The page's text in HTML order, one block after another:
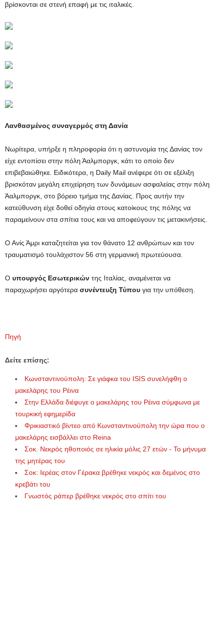
βρίσκονται σε στενή επαφή με τις ιταλικές.
Λανθασμένος συναγερμός στη Δανία
Νωρίτερα, υπήρξε η πληροφορία ότι η αστυνομία της Δανίας τον
είχε εντοπίσει στην πόλη Άαλμποργκ, κάτι το οποίο δεν
επιβεβαιώθηκε. Ειδικότερα, η Daily Mail ανέφερε ότι σε εξέλιξη
βρισκόταν μεγάλη επιχείρηση των δυνάμεων ασφαλείας στην πόλη
Άαλμποργκ, στο βόρειο τμήμα της Δανίας. Προς αυτήν την
κατεύθυνση είχε δοθεί οδηγία στους κατοίκους της πόλης να
παραμείνουν στα σπίτια τους και να αποφεύγουν τις μετακινήσεις.
Ο Ανίς Άμρι καταζητείται για τον θάνατο 12 ανθρώπων και τον
τραυματισμό τουλάχιστον 56 στη γερμανική πρωτεύουσα.
Ο υπουργός Εσωτερικών της Ιταλίας, αναμένεται να
παραχωρήσει αργότερα συνέντευξη Τύπου για την υπόθεση.
Πηγή
Δείτε επίσης:
Κωνσταντινούπολη: Σε γιάφκα του ISIS συνελήφθη ο
μακελάρης του Ρέινα
Στην Ελλάδα διέφυγε ο μακελάρης του Ρέινα σύμφωνα με
τουρκική εφημερίδα
Φρικιαστικό βίντεο από Κωνσταντινούπολη την ώρα που ο
μακελάρης εισβάλλει στο Reina
Σοκ. Νεκρός ηθοποιός σε ηλικία μόλις 27 ετών - Το μήνυμα
της μητέρας του
Σοκ: Ιερέας στον Γέρακα βρέθηκε νεκρός και δεμένος στο
κρεβάτι του
Γνωστός ράπερ βρέθηκε νεκρός στο σπίτι του